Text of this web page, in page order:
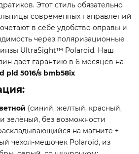
Этот стиль обязательно
современных направлений
в себе удобство оправы и
через поляризационные
UltraSight™ Polaroid. Наш
даёт гарантию в 6 месяцев на
pld 5016/s bmb58ix
(синий, желтый, красный,
зелёный, без возможности
на магните +
чехол-мешочек Polaroid, из